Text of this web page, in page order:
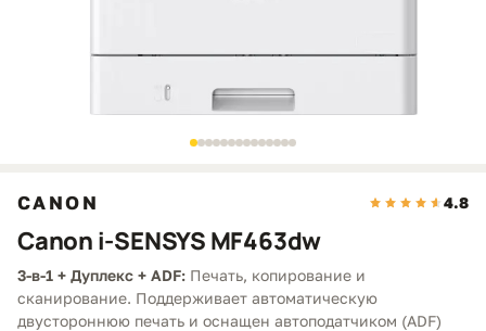
CANON 4.8
Canon i-SENSYS MF463dw
3-в-1 + Дуплекс + ADF: Печать, копирование и
сканирование. Поддерживает автоматическую
двустороннюю печать и оснащен автоподатчиком (ADF)